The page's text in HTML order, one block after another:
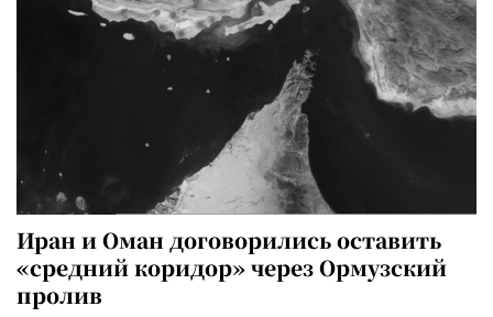
Иран и Оман договорились оставить
«средний коридор» через Ормузский
пролив